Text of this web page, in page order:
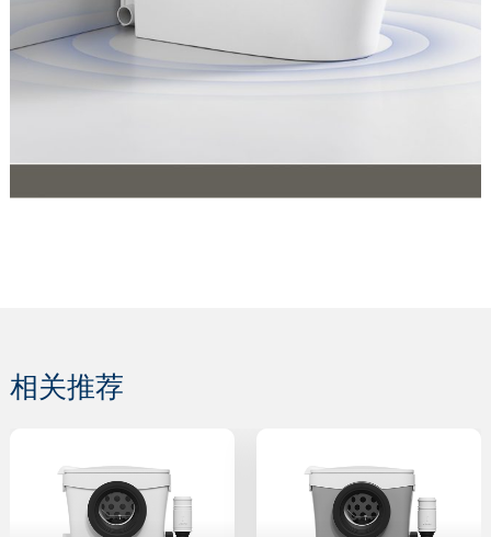
相关推荐